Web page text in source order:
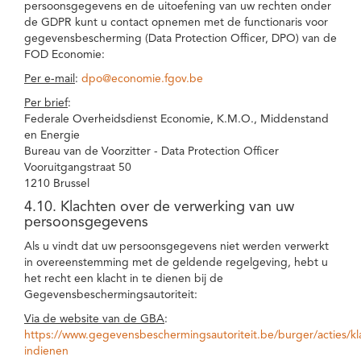
persoonsgegevens en de uitoefening van uw rechten onder
de GDPR kunt u contact opnemen met de functionaris voor
gegevensbescherming (Data Protection Officer, DPO) van de
FOD Economie:
Per e-mail : dpo@economie.fgov.be
Per brief:
Federale Overheidsdienst Economie, K.M.O., Middenstand
en Energie
Bureau van de Voorzitter - Data Protection Officer
Vooruitgangstraat 50
1210 Brussel
4.10. Klachten over de verwerking van uw
persoonsgegevens
Als u vindt dat uw persoonsgegevens niet werden verwerkt
in overeenstemming met de geldende regelgeving, hebt u
het recht een klacht in te dienen bij de
Gegevensbeschermingsautoriteit:
Via de website van de GBA:
https://www.gegevensbeschermingsautoriteit.be/burger/acties/
indienen